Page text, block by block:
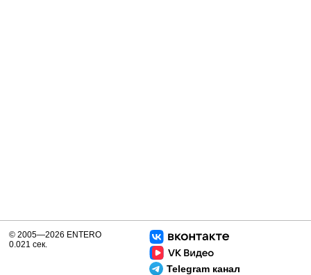
Telegram канал
© 2005—2026 ENTERO
0.021 сек.